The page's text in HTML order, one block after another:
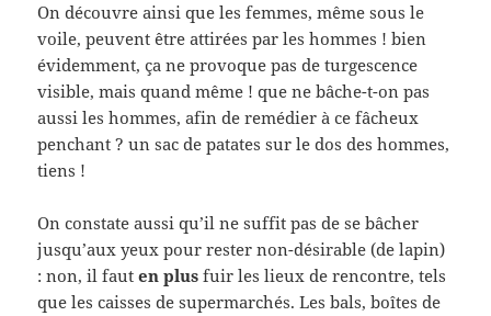
On découvre ainsi que les femmes, même sous le
voile, peuvent être attirées par les hommes ! bien
évidemment, ça ne provoque pas de turgescence
visible, mais quand même ! que ne bâche-t-on pas
aussi les hommes, afin de remédier à ce fâcheux
penchant ? un sac de patates sur le dos des hommes,
tiens !
On constate aussi qu’il ne suffit pas de se bâcher
jusqu’aux yeux pour rester non-désirable (de lapin)
: non, il fauten plus fuir les lieux de rencontre, tels
que les caisses de supermarchés. Les bals, boîtes de